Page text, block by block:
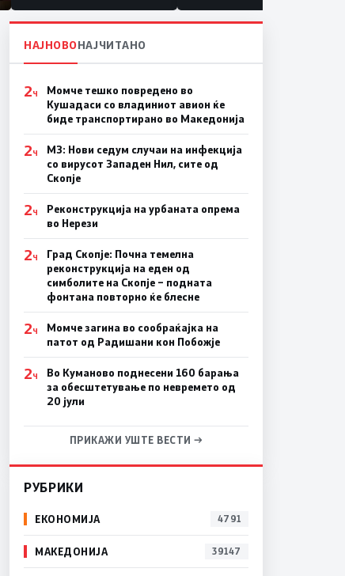
НАЈНОВОНАЈЧИТАНО
2Ч
Момче тешко повредено во
Кушадаси со владиниот авион ќе
биде транспортирано во Македонија
2Ч
МЗ: Нови седум случаи на инфекција
со вирусот Западен Нил, сите од
Скопје
2Ч
Реконструкција на урбаната опрема
во Нерези
2Ч
Град Скопје: Почна темелна
реконструкција на еден од
симболите на Скопје – подната
фонтана повторно ќе блесне
2Ч
Момче загина во сообраќајка на
патот од Радишани кон Побожје
2Ч
Во Куманово поднесени 160 барања
за обесштетување по невремето од
20 јули
ПРИКАЖИ УШТЕ ВЕСТИ →
РУБРИКИ
ЕКОНОМИЈА 4791
МАКЕДОНИЈА 39147